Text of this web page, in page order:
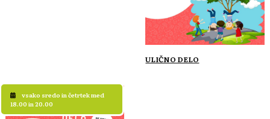
ULIČNO DELO
vsako sredo in četrtek med
18.00 in 20.00